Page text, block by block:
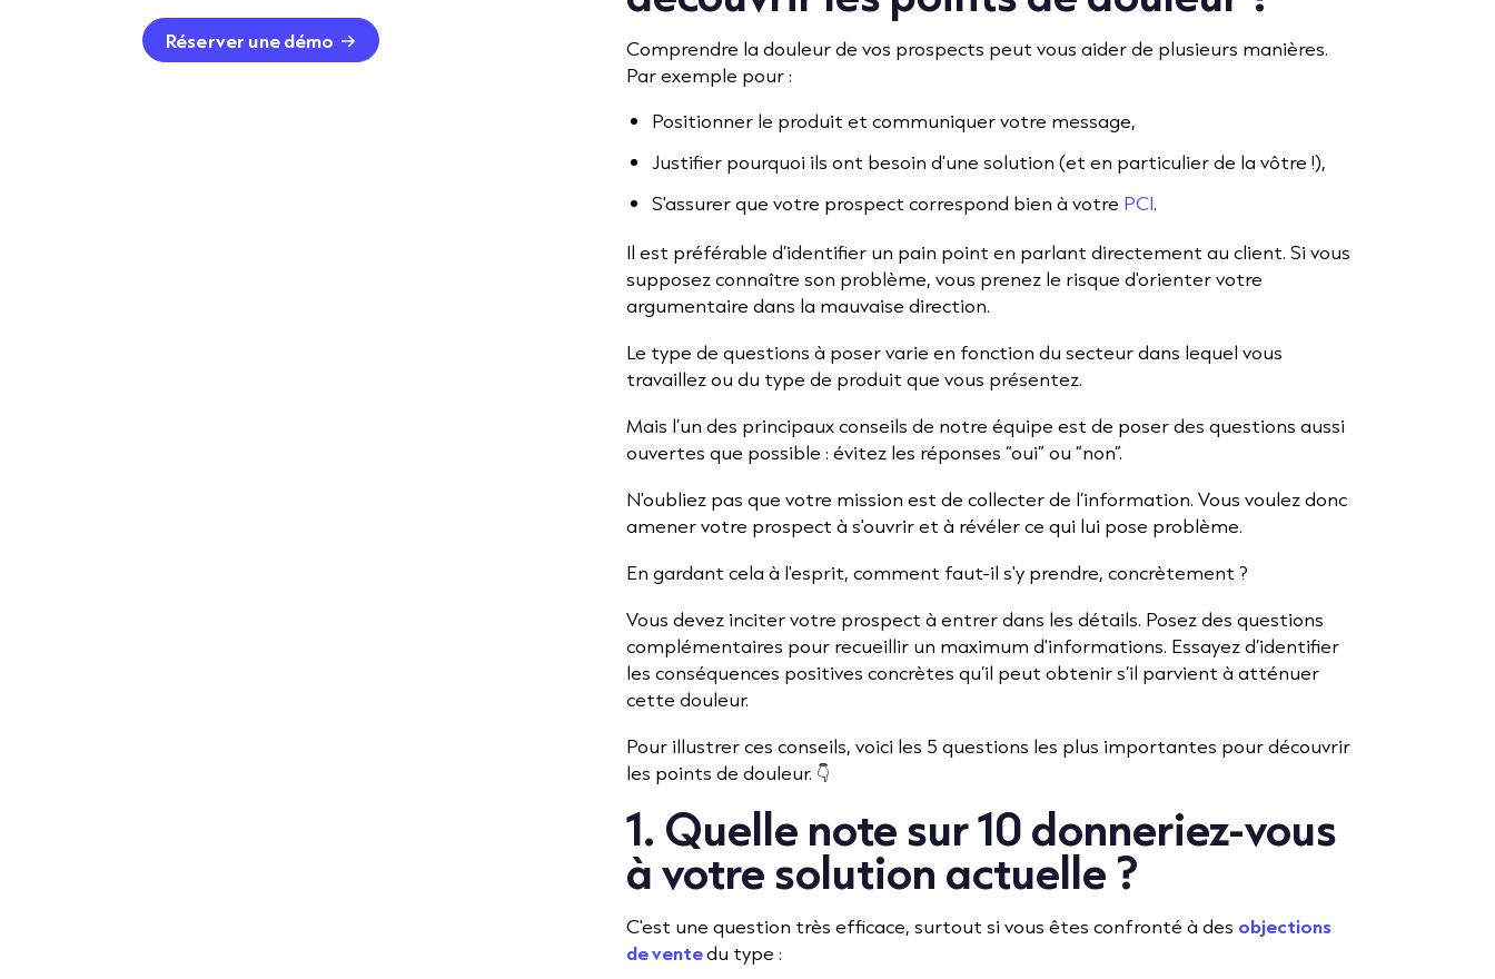
Réserver une démo
Comprendre la douleur de vos prospects peut vous aider de plusieurs manières.
Par exemple pour :
Positionner le produit et communiquer votre message,
Justifier pourquoi ils ont besoin d'une solution (et en particulier de la vôtre !),
S'assurer que votre prospect correspond bien à votre PCI.
Il est préférable d’identifier un pain point en parlant directement au client. Si vous
supposez connaître son problème, vous prenez le risque d'orienter votre
argumentaire dans la mauvaise direction.
Le type de questions à poser varie en fonction du secteur dans lequel vous
travaillez ou du type de produit que vous présentez.
Mais l’un des principaux conseils de notre équipe est de poser des questions aussi
ouvertes que possible : évitez les réponses “oui” ou “non”.
N'oubliez pas que votre mission est de collecter de l’information. Vous voulez donc
amener votre prospect à s'ouvrir et à révéler ce qui lui pose problème.
En gardant cela à l'esprit, comment faut-il s'y prendre, concrètement ?
Vous devez inciter votre prospect à entrer dans les détails. Posez des questions
complémentaires pour recueillir un maximum d'informations. Essayez d’identifier
les conséquences positives concrètes qu’il peut obtenir s’il parvient à atténuer
cette douleur.
Pour illustrer ces conseils, voici les 5 questions les plus importantes pour découvrir
les points de douleur. 👇
1. Quelle note sur 10 donneriez-vous
à votre solution actuelle ?
C'est une question très efficace, surtout si vous êtes confronté à des objections
de ventedu type :